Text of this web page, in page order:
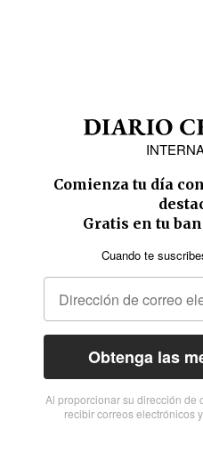
Comienza tu día
Gratis en tu
Cuando te
Obtenga las
Al proporcionar su dirección de
recibir correos electrónicos